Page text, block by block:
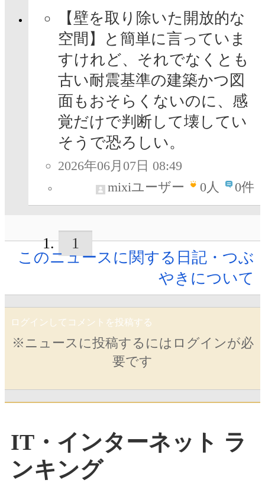
【壁を取り除いた開放的な
空間】と簡単に言っていま
すけれど、それでなくとも
古い耐震基準の建築かつ図
面もおそらくないのに、感
覚だけで判断して壊してい
そうで恐ろしい。
2026年06月07日 08:49
mixiユーザー
0人 0件
1
このニュースに関する日記・つぶ
やきについて
ログインしてコメントを投稿する
※ニュースに投稿するにはログインが必
要です
IT・インターネット ラ
ンキング